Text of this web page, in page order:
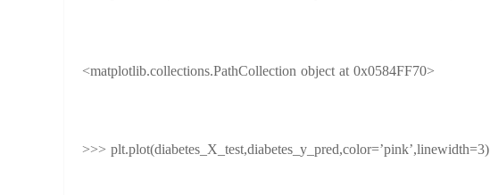
<matplotlib.collections.PathCollection object at 0x0584FF70>
>>> plt.plot(diabetes_X_test,diabetes_y_pred,color=’pink’,linewidth=3)